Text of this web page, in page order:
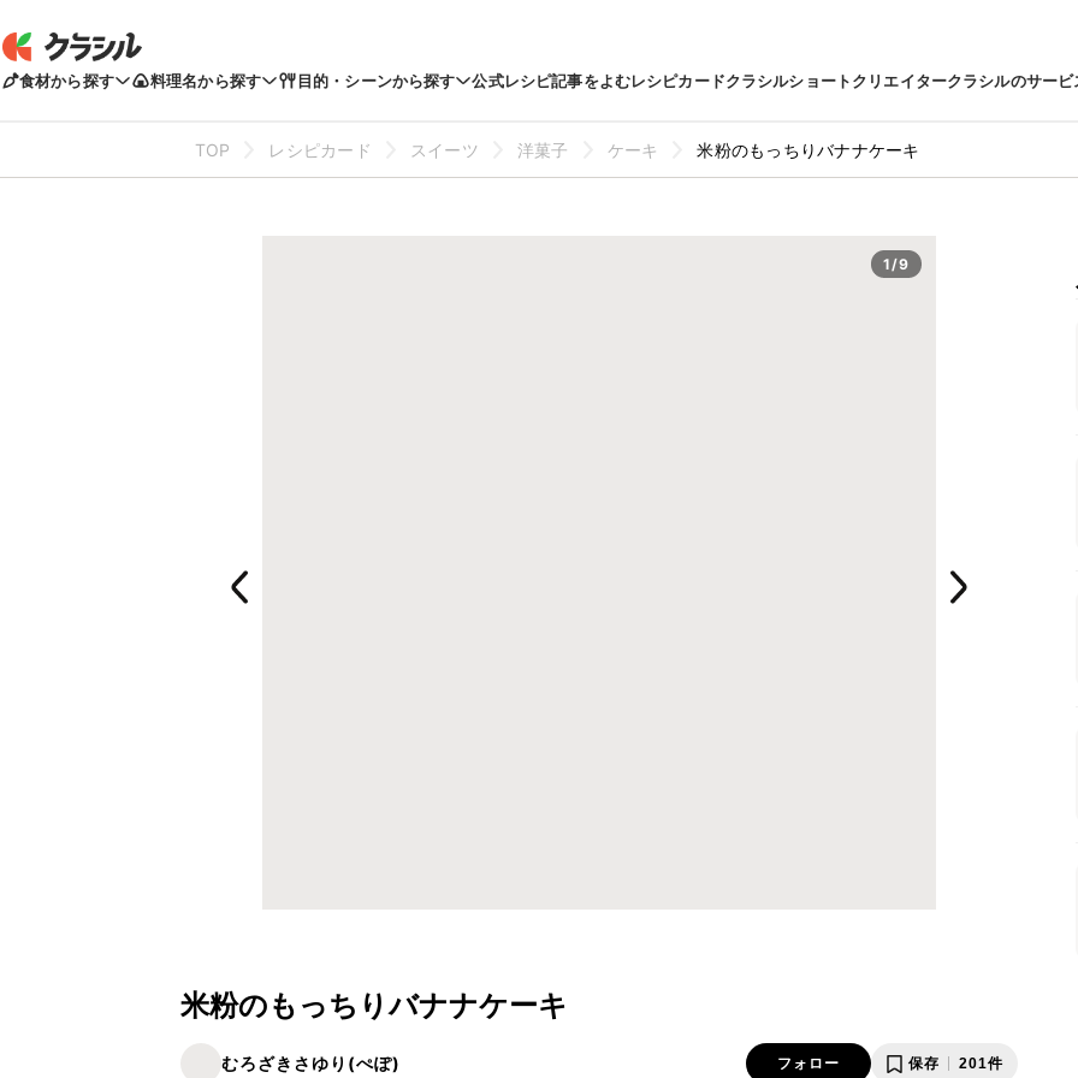
食材から探す 料理名から探す 目的・シーンから探す 公式レシピ記事をよむレシピカードクラシルショートクリエイタークラシルのサービ
TOP レシピカード スイーツ 洋菓子 ケーキ 米粉のもっちりバナナケーキ
1/9
米粉のもっちりバナナケーキ
むろざきさゆり(ぺぽ) フォロー 保存 201件